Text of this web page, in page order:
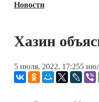
Блокчейн
ESG
Новости
Хазин
5 июля, 2022, 17:255